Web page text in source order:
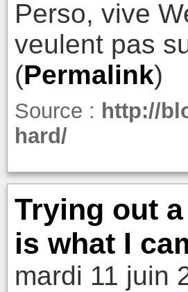
Perso, vive
veulent pas
(Permalink)
Source : http://
hard/
Trying out
is what I
mardi 11 juin